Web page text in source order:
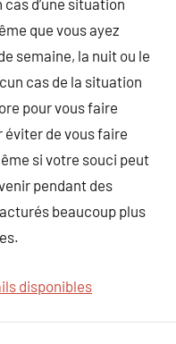
d’une situation
que vous ayez
semaine, la nuit ou le
cas de la situation
pour vous faire
éviter de vous faire
si votre souci peut
pendant des
beaucoup plus
disponibles